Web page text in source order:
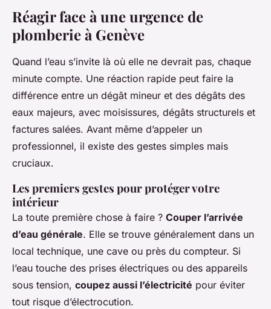
Réagir face à une urgence de
plomberie à Genève
Quand l’eau s’invite là où elle ne devrait pas, chaque
minute compte. Une réaction rapide peut faire la
différence entre un dégât mineur et des dégâts des
eaux majeurs, avec moisissures, dégâts structurels et
factures salées. Avant même d’appeler un
professionnel, il existe des gestes simples mais
cruciaux.
Les premiers gestes pour protéger votre
intérieur
La toute première chose à faire ? Couper l’arrivée
d’eau générale. Elle se trouve généralement dans un
local technique, une cave ou près du compteur. Si
l’eau touche des prises électriques ou des appareils
sous tension, coupez aussi l’électricité pour éviter
tout risque d’électrocution.